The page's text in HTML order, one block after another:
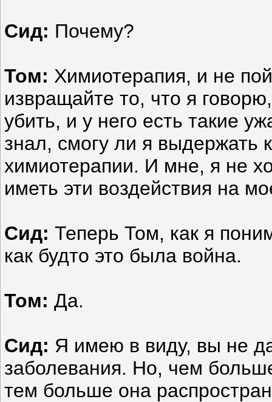
Сид: Почему?
Том: Химиотерапия, и не
извращайте то, что я
убить, и у него есть такие
знал, смогу ли я
химиотерапии. И мне, я не
иметь эти воздействия на
Сид: Теперь Том, как я
как будто это была война.
Том: Да.
Сид: Я имею в виду, вы не
заболевания. Но, чем
тем больше она